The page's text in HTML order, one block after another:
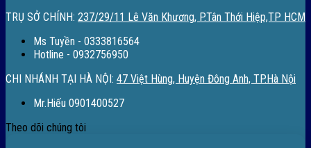
TRỤ SỞ CHÍNH: 237/29/11 Lê Văn Khương, P.Tân Thới Hiệp,TP HCM
Ms Tuyền - 0333816564
Hotline - 0932756950
CHI NHÁNH TẠI HÀ NỘI: 47 Việt Hùng, Huyện Đông Anh, TP.Hà Nội
Mr.Hiếu 0901400527
Theo dõi chúng tôi